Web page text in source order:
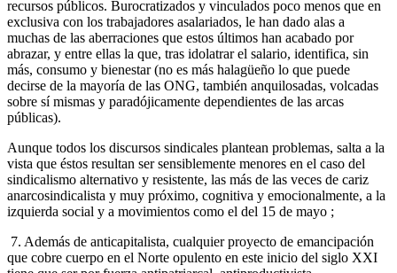
recursos públicos. Burocratizados y vinculados poco menos que en
exclusiva con los trabajadores asalariados, le han dado alas a
muchas de las aberraciones que estos últimos han acabado por
abrazar, y entre ellas la que, tras idolatrar el salario, identifica, sin
más, consumo y bienestar (no es más halagüeño lo que puede
decirse de la mayoría de las ONG, también anquilosadas, volcadas
sobre sí mismas y paradójicamente dependientes de las arcas
públicas).
Aunque todos los discursos sindicales plantean problemas, salta a la
vista que éstos resultan ser sensiblemente menores en el caso del
sindicalismo alternativo y resistente, las más de las veces de cariz
anarcosindicalista y muy próximo, cognitiva y emocionalmente, a la
izquierda social y a movimientos como el del 15 de mayo ;
7. Además de anticapitalista, cualquier proyecto de emancipación
que cobre cuerpo en el Norte opulento en este inicio del siglo XXI